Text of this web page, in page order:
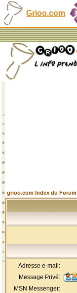
Grioo.com
grioo.com Index du Forum
Adresse e-mail:
Message Privé:
MSN Messenger: